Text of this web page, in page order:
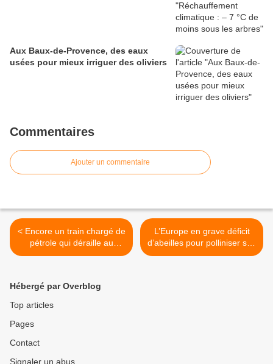
Aux Baux-de-Provence, des eaux
usées pour mieux irriguer des oliviers
Commentaires
Ajouter un commentaire
< Encore un train chargé de
pétrole qui déraille au
Canada
L’Europe en grave déficit
d’abeilles pour polliniser ses
cultures >
Hébergé par Overblog
Top articles
Pages
Contact
Signaler un abus